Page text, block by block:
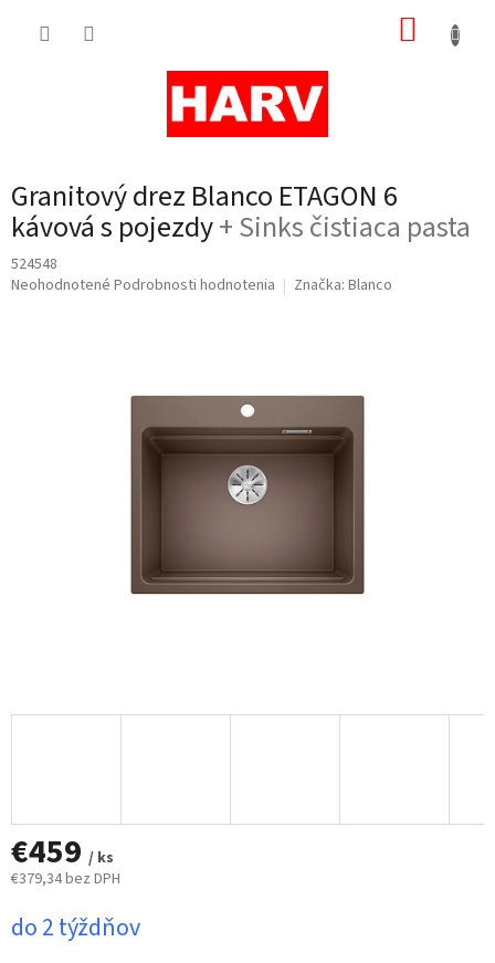
Granitový drez Blanco ETAGON 6
kávová s pojezdy+ Sinks čistiaca pasta
524548
Priemerné
Neohodnotené Podrobnosti hodnotenia Značka: Blanco
€459 / ks
€379,34 bez DPH
cena:
do 2 týždňov